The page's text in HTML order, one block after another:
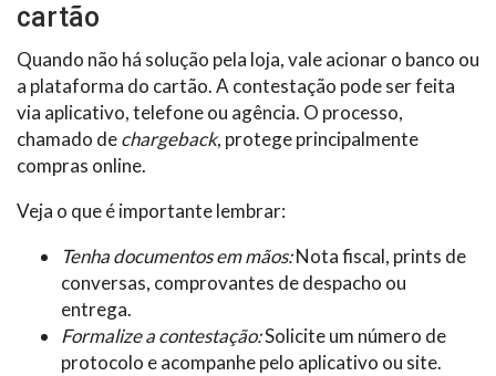
cartão
Quando não há solução pela loja, vale acionar o banco ou
a plataforma do cartão. A contestação pode ser feita
via aplicativo, telefone ou agência. O processo,
chamado dechargeback, protege principalmente
compras online.
Veja o que é importante lembrar:
Tenha documentos em mãos:Nota fiscal, prints de
conversas, comprovantes de despacho ou
entrega.
Formalize a contestação:Solicite um número de
protocolo e acompanhe pelo aplicativo ou site.